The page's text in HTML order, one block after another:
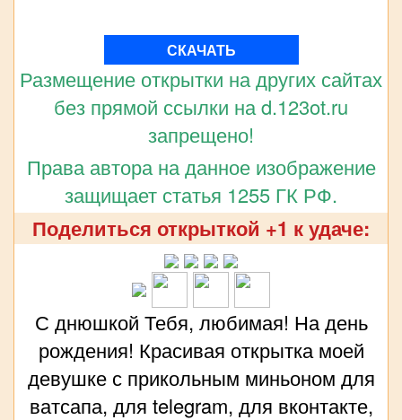
СКАЧАТЬ
Размещение открытки на других сайтах
без прямой ссылки на d.123ot.ru
запрещено!
Права автора на данное изображение
защищает статья 1255 ГК РФ.
Поделиться открыткой +1 к удаче:
С днюшкой Тебя, любимая! На день
рождения! Красивая открытка моей
девушке с прикольным миньоном для
ватсапа, для telegram, для вконтакте,